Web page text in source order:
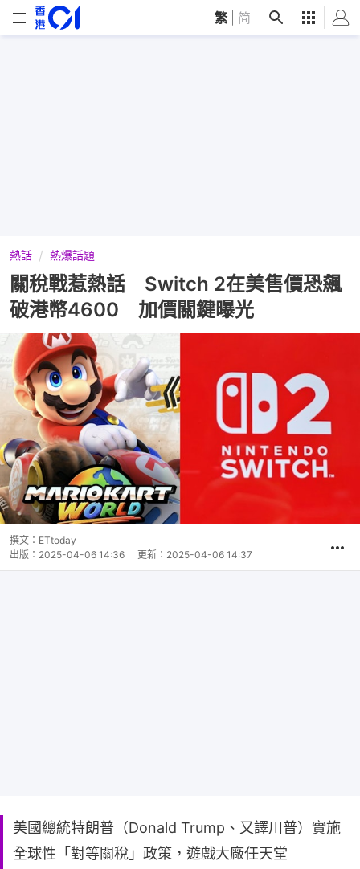
繁 简
熱話 熱爆話題
關稅戰惹熱話 Switch 2在美售價恐飆
破港幣4600 加價關鍵曝光
撰文： ETtoday
出版： 2025-04-06 14:36 更新： 2025-04-06 14:37
美國總統特朗普（Donald Trump、又譯川普）實施
全球性「對等關稅」政策，遊戲大廠任天堂